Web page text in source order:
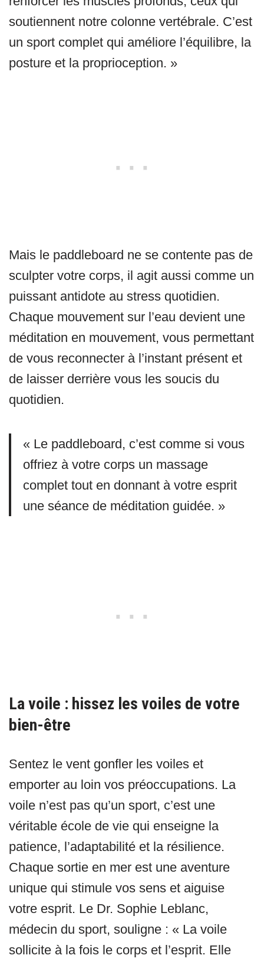
soutiennent notre colonne vertébrale. C’est
un sport complet qui améliore l’équilibre, la
posture et la proprioception. »
Mais le paddleboard ne se contente pas de
sculpter votre corps, il agit aussi comme un
puissant antidote au stress quotidien.
Chaque mouvement sur l’eau devient une
méditation en mouvement, vous permettant
de vous reconnecter à l’instant présent et
de laisser derrière vous les soucis du
quotidien.
« Le paddleboard, c’est comme si vous
offriez à votre corps un massage
complet tout en donnant à votre esprit
une séance de méditation guidée. »
La voile : hissez les voiles de votre
bien-être
Sentez le vent gonfler les voiles et
emporter au loin vos préoccupations. La
voile n’est pas qu’un sport, c’est une
véritable école de vie qui enseigne la
patience, l’adaptabilité et la résilience.
Chaque sortie en mer est une aventure
unique qui stimule vos sens et aiguise
votre esprit. Le Dr. Sophie Leblanc,
médecin du sport, souligne : « La voile
sollicite à la fois le corps et l’esprit. Elle